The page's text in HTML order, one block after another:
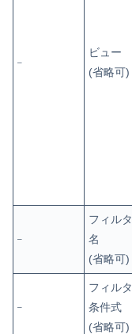
–
ビュー
(省略可)
–
フィルタ
名
(省略可)
–
フィルタ
条件式
(省略可)